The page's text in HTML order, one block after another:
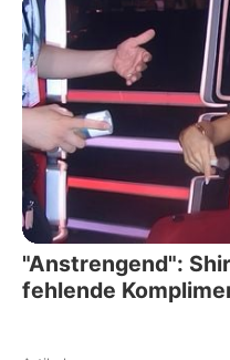
"Anstrengend":
fehlende